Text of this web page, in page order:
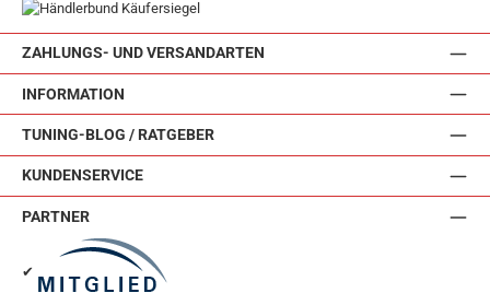
ZAHLUNGS- UND VERSANDARTEN
INFORMATION
TUNING-BLOG / RATGEBER
KUNDENSERVICE
PARTNER
✔